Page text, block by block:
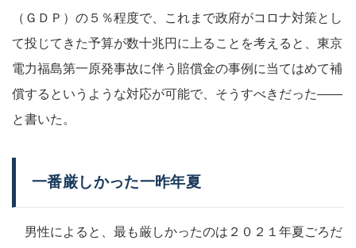
（ＧＤＰ）の５％程度で、これまで政府がコロナ対策とし
て投じてきた予算が数十兆円に上ることを考えると、東京
電力福島第一原発事故に伴う賠償金の事例に当てはめて補
償するというような対応が可能で、そうすべきだった――
と書いた。
一番厳しかった一昨年夏
男性によると、最も厳しかったのは２０２１年夏ごろだ